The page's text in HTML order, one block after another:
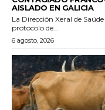
AISLADO EN GALICIA
La Dirección Xeral de
protocolo de...
6 agosto, 2026